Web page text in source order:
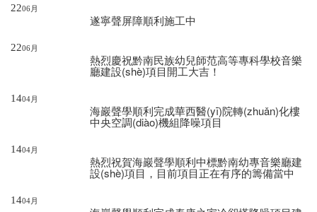
2206月
遂寧聲屏障順利施工中
2206月
熱烈慶祝黔南民族幼兒師范高等專科學校音樂
廳建設(shè)項目開工大吉！
1404月
海巖聲學順利完成華西醫(yī)院轉(zhuǎn)化樓
中央空調(diào)機組降噪項目
1404月
熱烈祝賀海巖聲學順利中標黔南幼專音樂廳建
設(shè)項目，目前項目正在有序的籌備當中
1404月